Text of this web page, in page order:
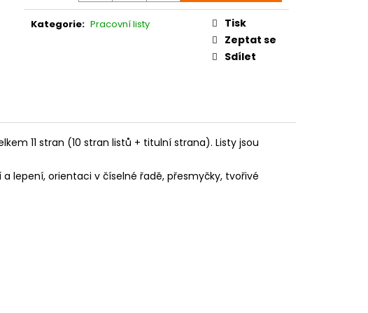
cena:
Kategorie: Pracovní listy
Tisk
Zeptat se
Sdílet
11 stran (10 stran listů + titulní strana). Listy jsou
lepení, orientaci v číselné řadě, přesmyčky, tvořivé